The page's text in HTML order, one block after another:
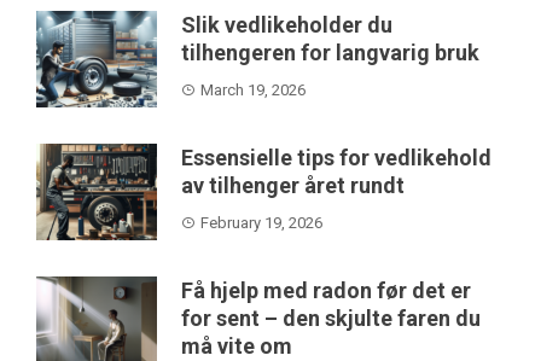
Slik vedlikeholder du
tilhengeren for langvarig bruk
March 19, 2026
Essensielle tips for vedlikehold
av tilhenger året rundt
February 19, 2026
Få hjelp med radon før det er
for sent – den skjulte faren du
må vite om